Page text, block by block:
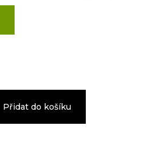
Přidat do košíku